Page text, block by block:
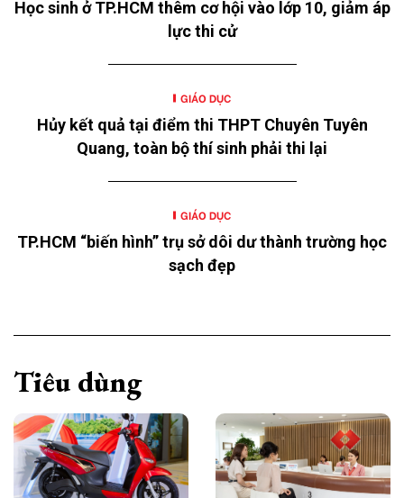
Học sinh ở TP.HCM thêm cơ hội vào lớp 10, giảm áp
lực thi cử
GIÁO DỤC
Hủy kết quả tại điểm thi THPT Chuyên Tuyên
Quang, toàn bộ thí sinh phải thi lại
GIÁO DỤC
TP.HCM “biến hình” trụ sở dôi dư thành trường học
sạch đẹp
Tiêu dùng